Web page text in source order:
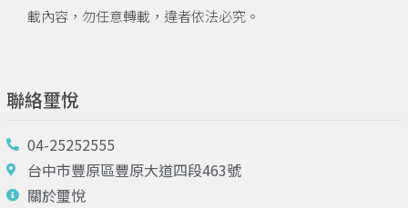
載內容，勿任意轉載，違者依法必究。
聯絡璽悅
04-25252555
台中市豐原區豐原大道四段463號
關於璽悅